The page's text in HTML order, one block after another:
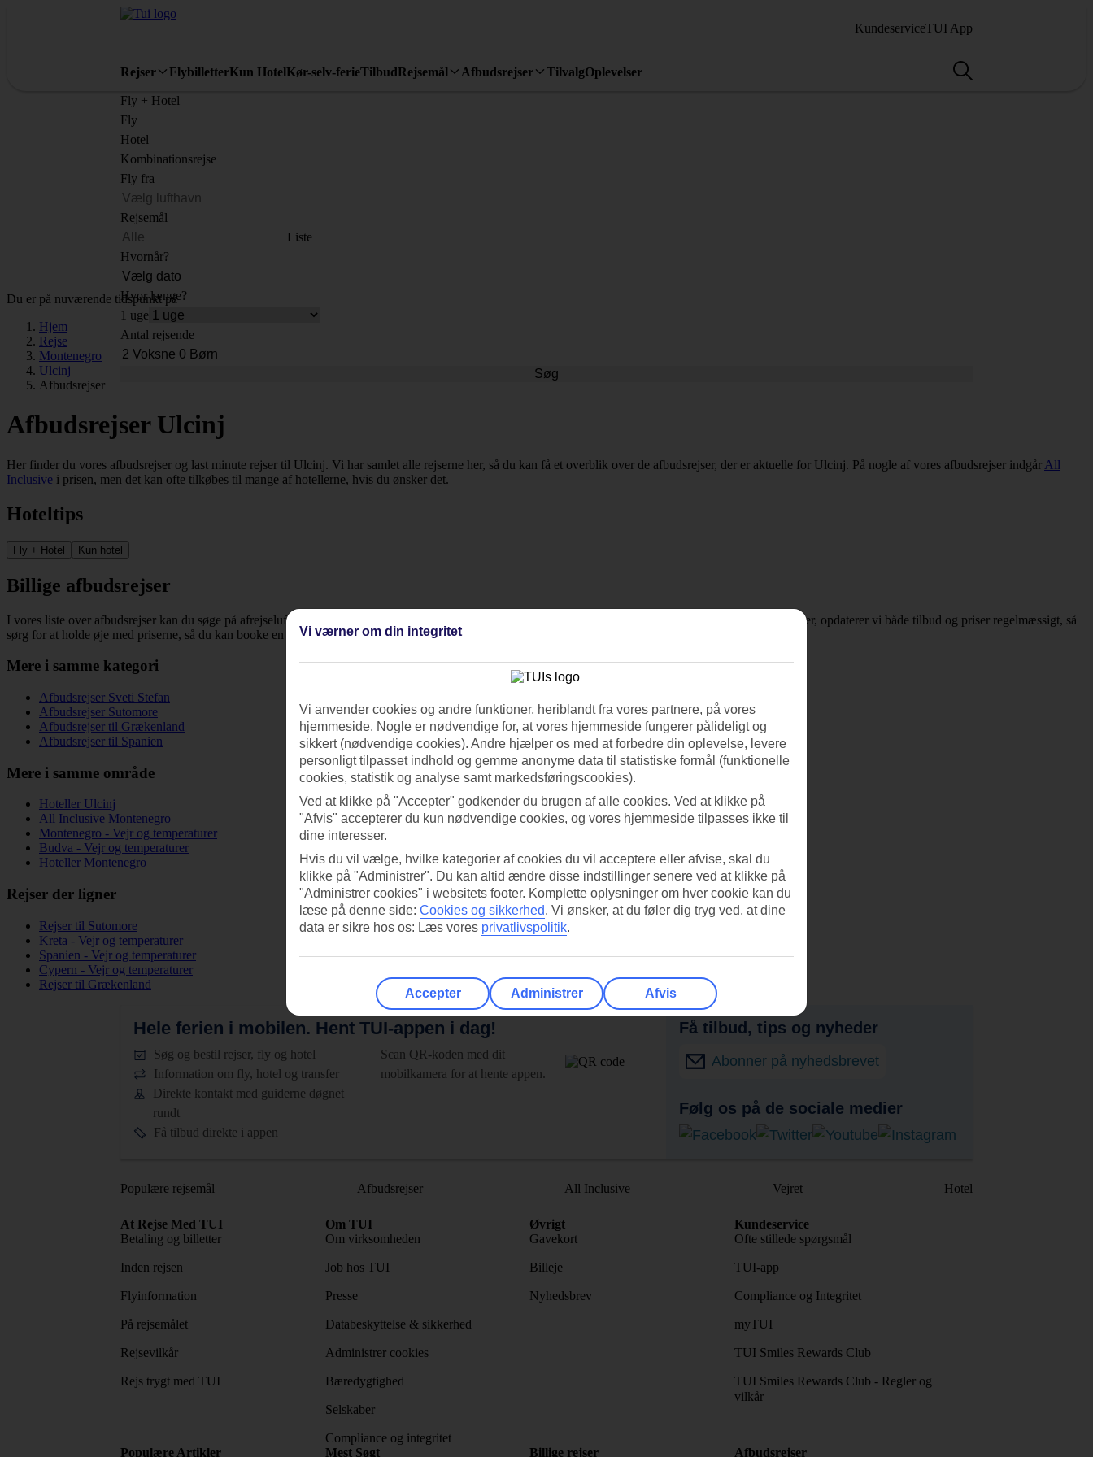
KundeserviceTUI App
Rejser FlybilletterKun HotelKør-selv-ferieTilbudRejsemål Afbudsrejser TilvalgOplevelser
Fly + Hotel
Fly
Hotel
Kombinationsrejse
Fly fra
Rejsemål
Liste
Hvornår?
Hvor længe?
1 uge
Antal rejsende
Søg
Du er på nuværende tidspunkt på
Hjem
Rejse
Montenegro
Ulcinj
Afbudsrejser
Afbudsrejser Ulcinj
Her finder du vores afbudsrejser og last minute rejser til Ulcinj. Vi har samlet alle rejserne her, så du kan få et overblik over de afbudsrejser, der er aktuelle for Ulcinj. På nogle af vores afbudsrejser indgår All
Inclusive i prisen, men det kan ofte tilkøbes til mange af hotellerne, hvis du ønsker det.
Hoteltips
Fly + Hotel Kun hotel
Billige afbudsrejser
I vores liste over afbudsrejser kan du søge på afrejselufthavn, dato, rejsemål og rejselængde for at tilpasse turen til dine ønsker. Da det handler om afbudsrejser, opdaterer vi både tilbud og priser regelmæssigt, så
sørg for at holde øje med priserne, så du kan booke en billig rejse til Ulcinj.
Mere i samme kategori
Afbudsrejser Sveti Stefan
Afbudsrejser Sutomore
Afbudsrejser til Grækenland
Afbudsrejser til Spanien
Mere i samme område
Hoteller Ulcinj
All Inclusive Montenegro
Montenegro - Vejr og temperaturer
Budva - Vejr og temperaturer
Hoteller Montenegro
Rejser der ligner
Rejser til Sutomore
Kreta - Vejr og temperaturer
Spanien - Vejr og temperaturer
Cypern - Vejr og temperaturer
Rejser til Grækenland
Hele ferien i mobilen. Hent TUI-appen i dag!
Søg og bestil rejser, fly og hotel
Information om fly, hotel og transfer
Direkte kontakt med guiderne døgnet
rundt
Få tilbud direkte i appen
Scan QR-koden med dit
mobilkamera for at hente appen.
Få tilbud, tips og nyheder
Abonner på nyhedsbrevet
Følg os på de sociale medier
Populære rejsemål Afbudsrejser All Inclusive Vejret Hotel
At Rejse Med TUI
Betaling og billetter
Inden rejsen
Flyinformation
På rejsemålet
Rejsevilkår
Rejs trygt med TUI
Om TUI
Om virksomheden
Job hos TUI
Presse
Databeskyttelse & sikkerhed
Administrer cookies
Bæredygtighed
Selskaber
Compliance og integritet
Øvrigt
Gavekort
Billeje
Nyhedsbrev
Kundeservice
Ofte stillede spørgsmål
TUI-app
Compliance og Integritet
myTUI
TUI Smiles Rewards Club
TUI Smiles Rewards Club - Regler og
vilkår
Populære Artikler Mest Søgt Billige rejser Afbudsrejser
Vi værner om din integritet
Vi anvender cookies og andre funktioner, heriblandt fra vores partnere, på vores
hjemmeside. Nogle er nødvendige for, at vores hjemmeside fungerer pålideligt og
sikkert (nødvendige cookies). Andre hjælper os med at forbedre din oplevelse, levere
personligt tilpasset indhold og gemme anonyme data til statistiske formål (funktionelle
cookies, statistik og analyse samt markedsføringscookies).
Ved at klikke på "Accepter" godkender du brugen af alle cookies. Ved at klikke på
"Afvis" accepterer du kun nødvendige cookies, og vores hjemmeside tilpasses ikke til
dine interesser.
Hvis du vil vælge, hvilke kategorier af cookies du vil acceptere eller afvise, skal du
klikke på "Administrer". Du kan altid ændre disse indstillinger senere ved at klikke på
"Administrer cookies" i websitets footer. Komplette oplysninger om hver cookie kan du
læse på denne side: Cookies og sikkerhed. Vi ønsker, at du føler dig tryg ved, at dine
data er sikre hos os: Læs vores privatlivspolitik.
Accepter Administrer Afvis